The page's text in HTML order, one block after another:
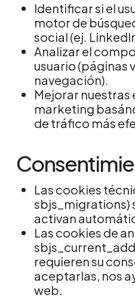
Identificar si el
motor de
social (ej.
Analizar el
usuario (páginas
navegación).
Mejorar
marketing
de tráfico más
Las cookies
sbjs_migrations)
activan
Las cookies de
requieren su
aceptarlas, nos
web.